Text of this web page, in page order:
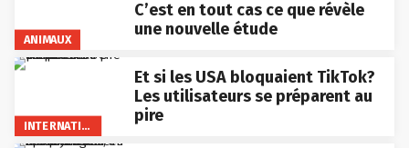
ANIMAUX
C’est en tout cas ce que révèle
une nouvelle étude
Et si les USA bloquaient TikTok?
Les utilisateurs se préparent au
pire